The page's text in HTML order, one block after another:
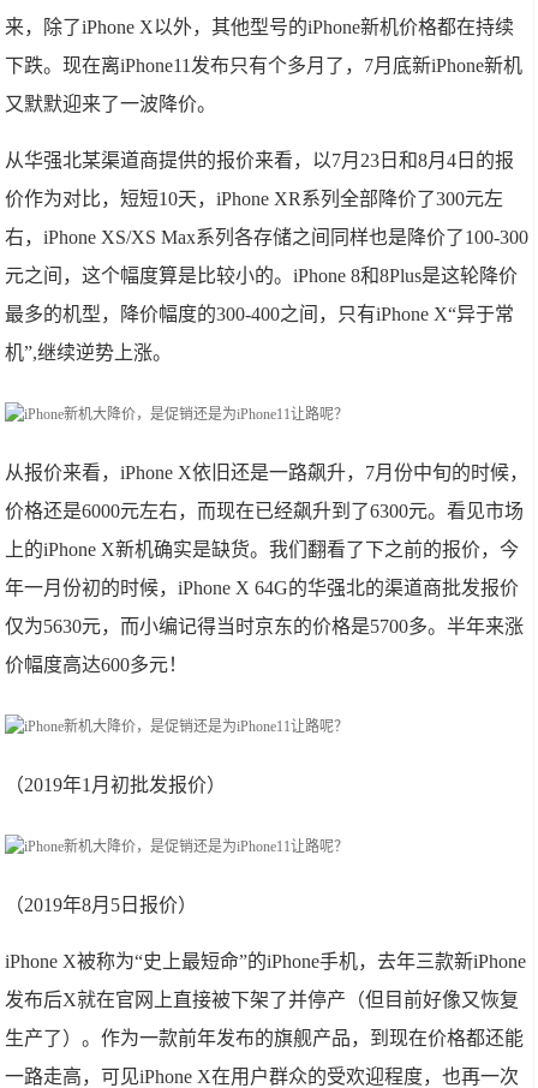
来，除了iPhone X以外，其他型号的iPhone新机价格都在持续
下跌。现在离iPhone11发布只有个多月了，7月底新iPhone新机
又默默迎来了一波降价。
从华强北某渠道商提供的报价来看，以7月23日和8月4日的报
价作为对比，短短10天，iPhone XR系列全部降价了300元左
右，iPhone XS/XS Max系列各存储之间同样也是降价了100-300
元之间，这个幅度算是比较小的。iPhone 8和8Plus是这轮降价
最多的机型，降价幅度的300-400之间，只有iPhone X“异于常
机”,继续逆势上涨。
从报价来看，iPhone X依旧还是一路飙升，7月份中旬的时候，
价格还是6000元左右，而现在已经飙升到了6300元。看见市场
上的iPhone X新机确实是缺货。我们翻看了下之前的报价，今
年一月份初的时候，iPhone X 64G的华强北的渠道商批发报价
仅为5630元，而小编记得当时京东的价格是5700多。半年来涨
价幅度高达600多元！
（2019年1月初批发报价）
（2019年8月5日报价）
iPhone X被称为“史上最短命”的iPhone手机，去年三款新iPhone
发布后X就在官网上直接被下架了并停产（但目前好像又恢复
生产了）。作为一款前年发布的旗舰产品，到现在价格都还能
一路走高，可见iPhone X在用户群众的受欢迎程度，也再一次